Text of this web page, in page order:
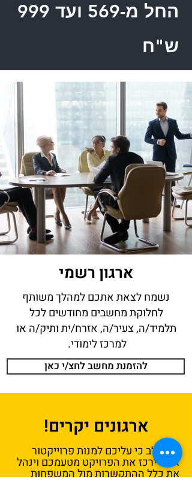
החל מ-569 ועד 999
ש"ח
ארגון רשמי
נשמח לצאת אתכם למהלך משותף
לחלוקת מחשבים מחודשים לכל
תלמיד/ה, צעיר/ה, אזרח/ית ותיק/ה או
למרכז לימודי.
להזמנת מחשב לחצ/י כאן
ארגונים יקרים!
שימו לב כי עליכם למנות פרוייקטור
אשר ירכז את הפרויקט מטעמכם וינהל
את כלל ההתקשרות מול המשפחות